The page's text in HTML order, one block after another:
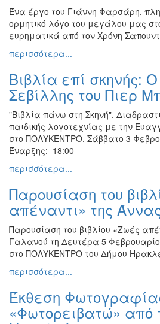
Ένα έργο του Γιάννη Φαρσάρη,
ορμητικό λόγο του μεγάλου μας
ευρηματικά από τον Χρόνη
περισσότερα...
Βιβλία επί σκηνής:
Σεβίλλης του Πιερ
"Βιβλία πάνω στη Σκηνή".
παιδικής λογοτεχνίας με την
στο ΠΟΛΥΚΕΝΤΡΟ. Σάββατο 3
Έναρξης: 18:00
περισσότερα...
Παρουσίαση του
απέναντι» της
Παρουσίαση του βιβλίου «Ζωές
Γαλανού τη Δευτέρα 5
στο ΠΟΛΥΚΕΝΤΡΟ του Δήμου
περισσότερα...
Έκθεση
«Φωτορειβατώ» από